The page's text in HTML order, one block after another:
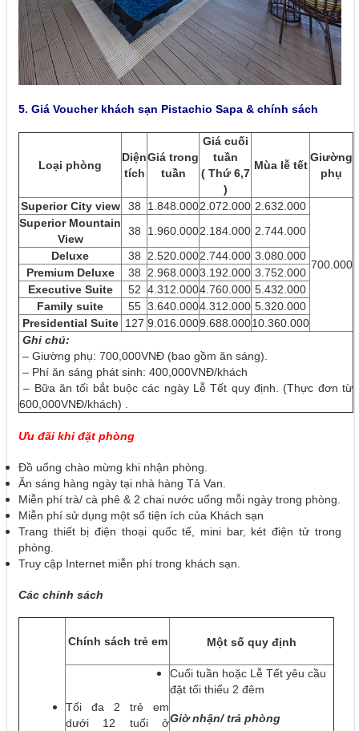
5. Giá Voucher khách sạn Pistachio Sapa & chính sách
Loại phòng
Diện
tích
Giá trong
tuần
Giá cuối
tuần
( Thứ 6,7
)
Mùa lễ tết
Giường
phụ
Superior City view 38 1.848.0002.072.000 2.632.000
700.000
Superior Mountain
View
38 1.960.0002.184.000 2.744.000
Deluxe
38 2.520.0002.744.000 3.080.000
Premium Deluxe
38 2.968.0003.192.000 3.752.000
Executive Suite
52 4.312.0004.760.000 5.432.000
Family suite
55 3.640.0004.312.000 5.320.000
Presidential Suite 127 9.016.0009.688.00010.360.000
Ghi chú:
– Giường phụ: 700,000VNĐ (bao gồm ăn sáng).
– Phí ăn sáng phát sinh: 400,000VNĐ/khách
– Bữa ăn tối bắt buộc các ngày Lễ Tết quy định. (Thực đơn từ
600,000VNĐ/khách) .
Ưu đãi khi đặt phòng
Đồ uống chào mừng khi nhận phòng.
Ăn sáng hàng ngày tại nhà hàng Tả Van.
Miễn phí trà/ cà phê & 2 chai nước uống mỗi ngày trong phòng.
Miễn phí sử dụng một số tiện ích của Khách sạn
Trang thiết bị điện thoại quốc tế, mini bar, két điện tử trong
phòng.
Truy cập Internet miễn phí trong khách sạn.
Các chính sách
Chính sách trẻ em Một số quy định
Tối đa 2 trẻ em
dưới 12 tuổi ở
Cuối tuần hoặc Lễ Tết yêu cầu
đặt tối thiểu 2 đêm
Giờ nhận/ trả phòng